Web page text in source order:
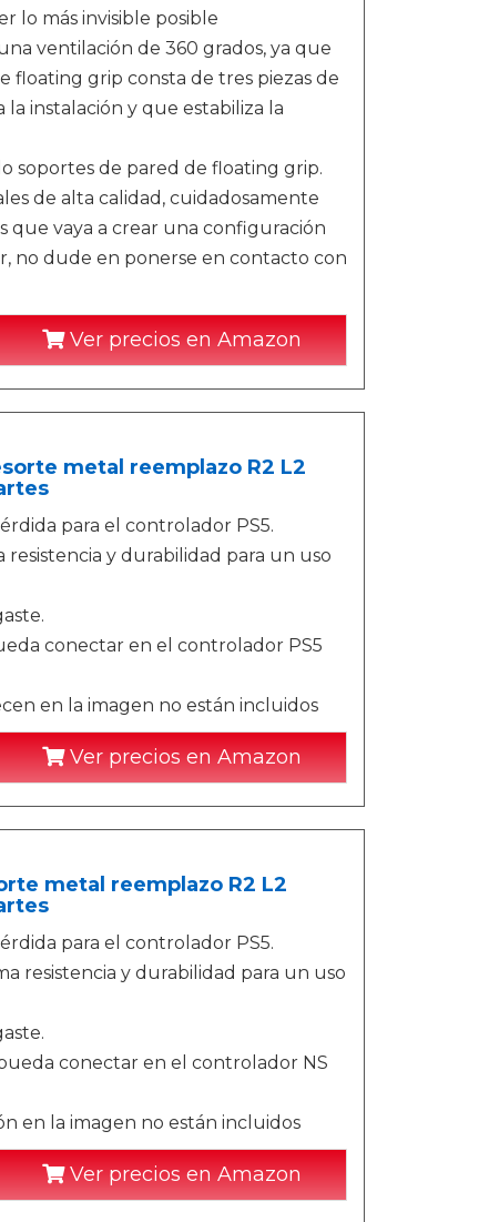
lo más invisible posible
ventilación de 360 grados, ya que
floating grip consta de tres piezas de
instalación y que estabiliza la
soportes de pared de floating grip.
de alta calidad, cuidadosamente
que vaya a crear una configuración
no dude en ponerse en contacto con
Ver precios en Amazon
metal reemplazo R2 L2
para el controlador PS5.
y durabilidad para un uso
conectar en el controlador PS5
en la imagen no están incluidos
Ver precios en Amazon
metal reemplazo R2 L2
para el controlador PS5.
resistencia y durabilidad para un uso
conectar en el controlador NS
en la imagen no están incluidos
Ver precios en Amazon